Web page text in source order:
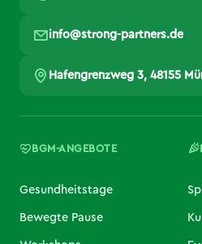
info@strong-partners.de
Hafengrenzweg 3, 48155
BGM-ANGEBOTE
Gesundheitstage
Bewegte Pause